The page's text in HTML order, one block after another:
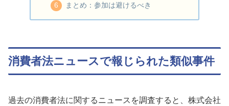
まとめ：参加は避けるべき
消費者法ニュースで報じられた類似事件
過去の消費者法に関するニュースを調査すると、株式会社